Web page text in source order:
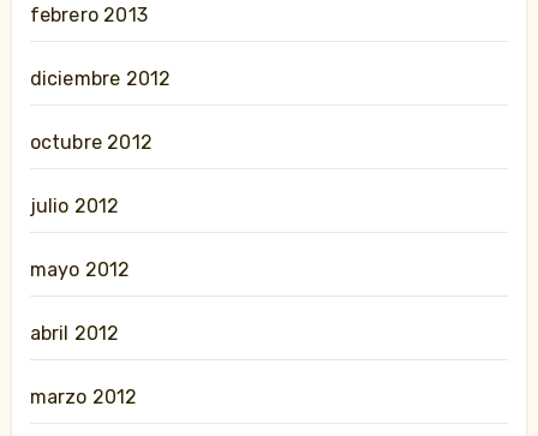
febrero 2013
diciembre 2012
octubre 2012
julio 2012
mayo 2012
abril 2012
marzo 2012